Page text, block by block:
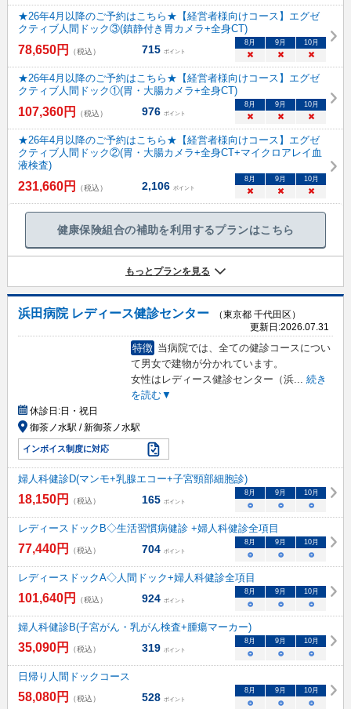
★26年4月以降のご予約はこちら★【経営者様向けコース】エグゼ
クティブ人間ドック③(鎮静付き胃カメラ+全身CT)
78,650円 （税込） 715 ポイント
8月 9月 10月
× × ×
★26年4月以降のご予約はこちら★【経営者様向けコース】エグゼ
クティブ人間ドック①(胃・大腸カメラ+全身CT)
107,360円 （税込） 976 ポイント
8月 9月 10月
× × ×
★26年4月以降のご予約はこちら★【経営者様向けコース】エグゼ
クティブ人間ドック②(胃・大腸カメラ+全身CT+マイクロアレイ血
液検査)
231,660円 （税込） 2,106 ポイント
8月 9月 10月
× × ×
健康保険組合の補助を利用するプランはこちら
もっとプランを見る
浜田病院 レディース健診センター
（東京都 千代田区）
更新日:2026.07.31
特徴 当病院では、全ての健診コースについ
て男女で建物が分かれています。
女性はレディース健診センター（浜...
続き
を読む▼
休診日:日・祝日
御茶ノ水駅 / 新御茶ノ水駅
インボイス制度に対応
婦人科健診D(マンモ+乳腺エコー+子宮頸部細胞診)
18,150円 （税込） 165 ポイント
8 月 9 月 10月
○ ○ ○
レディースドックB◇生活習慣病健診 +婦人科健診全項目
77,440円 （税込） 704 ポイント
8 月 9 月 10月
○ ○ ○
レディースドックA◇人間ドック+婦人科健診全項目
101,640円 （税込） 924 ポイント
8 月 9 月 10月
○ ○ ○
婦人科健診B(子宮がん・乳がん検査+腫瘍マーカー)
35,090円 （税込） 319 ポイント
8 月 9 月 10月
○ ○ ○
日帰り人間ドックコース
58,080円 （税込） 528 ポイント
8 月 9 月 10月
○ ○ ○